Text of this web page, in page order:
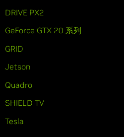
DRIVE PX2
GeForce GTX 20 系列
GRID
Jetson
Quadro
SHIELD TV
Tesla